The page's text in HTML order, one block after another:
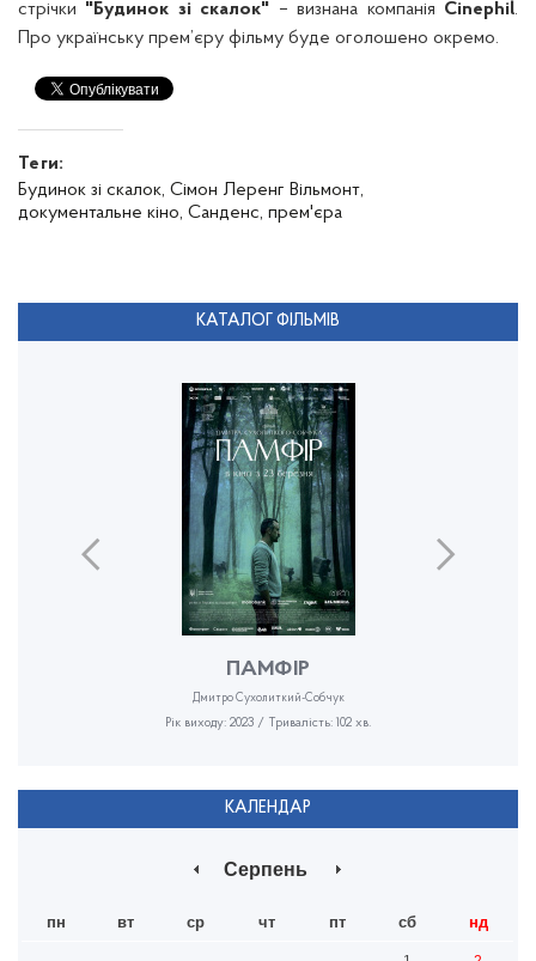
стрічки "Будинок зі скалок" – визнана компанія Cinephil.
Про українську прем’єру фільму буде оголошено окремо.
Теги:
Будинок зі скалок, Сімон Леренг Вільмонт,
документальне кіно, Санденс, прем'єра
КАТАЛОГ ФІЛЬМІВ
ПАМФІР
Дмитро Сухолиткий-Собчук
Рік виходу: 2023 / Тривалість: 102 хв.
КАЛЕНДАР
Серпень
пн вт ср чт пт сб нд